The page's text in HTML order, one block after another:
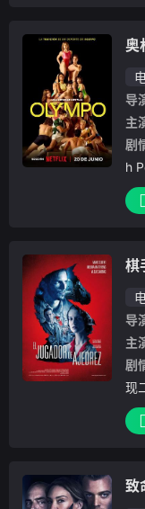
奥
导
主
剧
h
游
许
棋
导
主
剧
现
小
──
致